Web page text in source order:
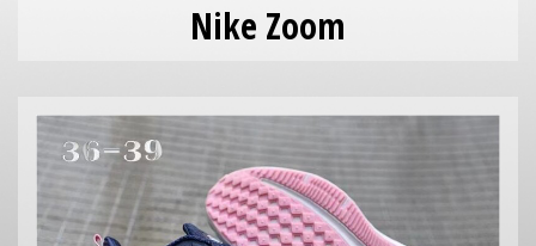
Nike Zoom